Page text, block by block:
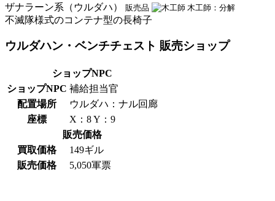
ザナラーン系（ウルダハ） 販売品 木工師：分解
不滅隊様式のコンテナ型の長椅子
ウルダハン・ベンチチェスト 販売ショップ
ショップNPC
ショップNPC 補給担当官
配置場所
ウルダハ：ナル回廊
座標
X：8 Y：9
販売価格
買取価格
149ギル
販売価格
5,050軍票